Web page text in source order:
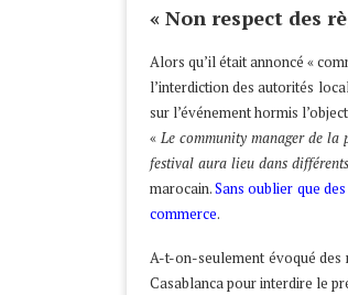
« Non respect des
Alors qu’il était annoncé «
l’interdiction des autorités
sur l’événement hormis
« Le community manager de la
festival aura lieu dans
marocain.Sans oublier que
commerce.
A-t-on-seulement évoqué des
Casablanca pour interdire le